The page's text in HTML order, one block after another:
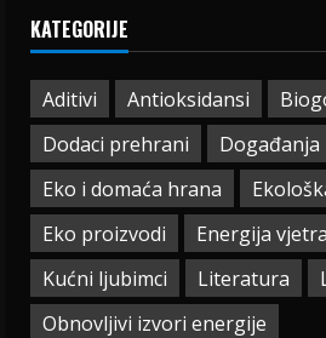
KATEGORIJE
Aditivi Antioksidansi
Dodaci prehrani
Događanja
Eko i domaća hrana
Eko proizvodi
Energija vjetra
Kućni ljubimci
Literatura
Obnovljivi izvori energije